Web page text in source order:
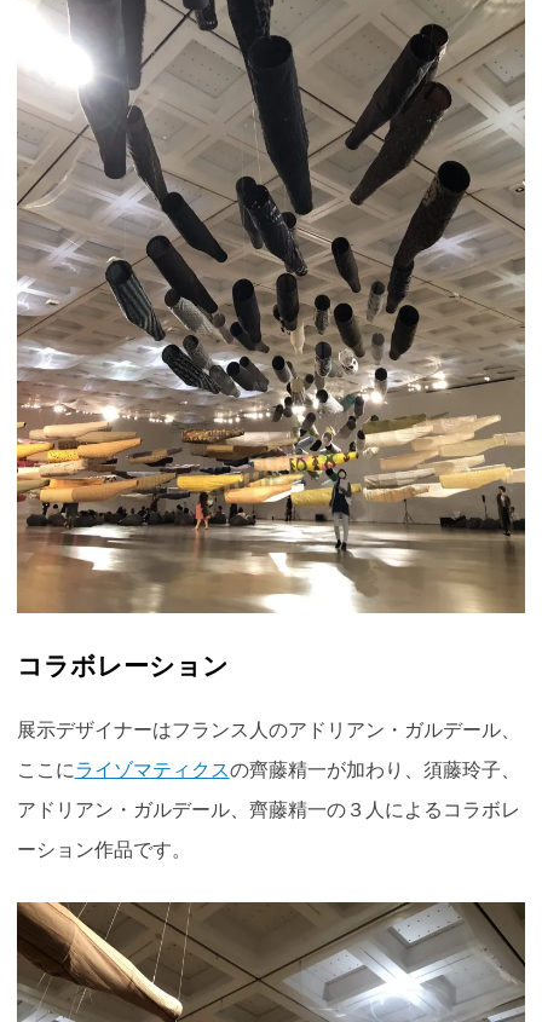
コラボレーション
展示デザイナーはフランス人のアドリアン・ガルデール、
ここにライゾマティクスの齊藤精一が加わり、須藤玲子、
アドリアン・ガルデール、齊藤精一の３人によるコラボレ
ーション作品です。